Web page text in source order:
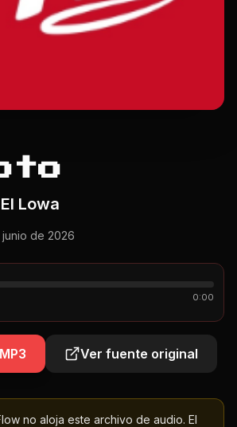
Lowa
de 2026
0:00
Ver fuente original
no aloja este archivo de audio. El